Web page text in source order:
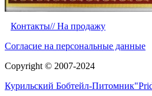
Контакты// На продажу
Согласие на персональные данные
Copyright © 2007-2024
Курильский Бобтейл-